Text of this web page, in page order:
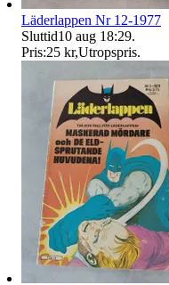
Läderlappen Nr 12-1977
Sluttid10 aug 18:29.
Pris:25 kr,Utropspris.